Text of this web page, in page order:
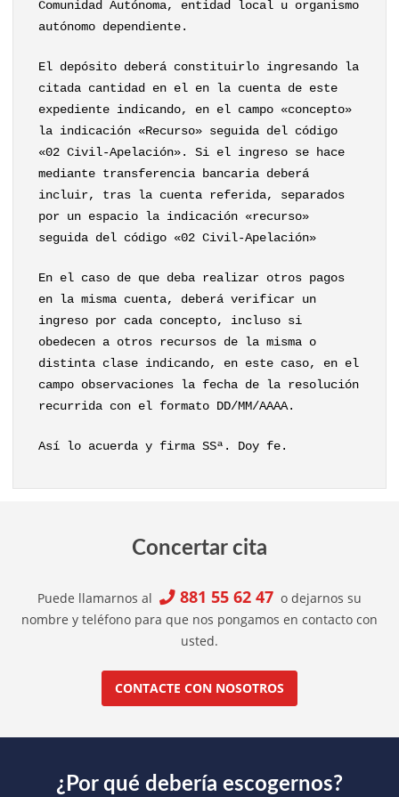
Comunidad Autónoma, entidad local u organismo
autónomo dependiente.
El depósito deberá constituirlo ingresando la
citada cantidad en el en la cuenta de este
expediente indicando, en el campo «concepto»
la indicación «Recurso» seguida del código
«02 Civil-Apelación». Si el ingreso se hace
mediante transferencia bancaria deberá
incluir, tras la cuenta referida, separados
por un espacio la indicación «recurso»
seguida del código «02 Civil-Apelación»
En el caso de que deba realizar otros pagos
en la misma cuenta, deberá verificar un
ingreso por cada concepto, incluso si
obedecen a otros recursos de la misma o
distinta clase indicando, en este caso, en el
campo observaciones la fecha de la resolución
recurrida con el formato DD/MM/AAAA.
Así lo acuerda y firma SSª. Doy fe.
Concertar cita
Puede llamarnos al 881 55 62 47 o dejarnos su
nombre y teléfono para que nos pongamos en contacto con
usted.
CONTACTE CON NOSOTROS
¿Por qué debería escogernos?